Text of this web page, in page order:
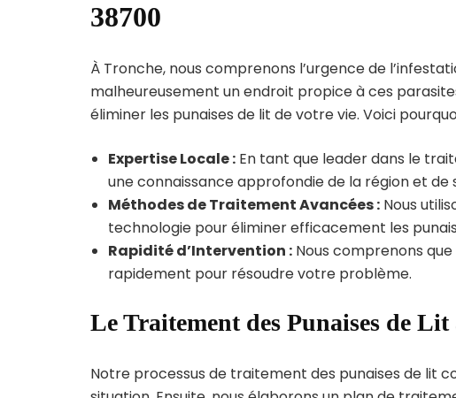
38700
À Tronche, nous comprenons l’urgence de
malheureusement un endroit propice à ces
éliminer les punaises de lit de votre vie. Voici
Expertise Locale : En tant que leader dans le
une connaissance approfondie de la région et de
Méthodes de Traitement Avancées : Nous
technologie pour éliminer efficacement les
Rapidité d’Intervention : Nous comprenons
rapidement pour résoudre votre problème.
Le Traitement des Punaises de Lit
Notre processus de traitement des punaises de lit